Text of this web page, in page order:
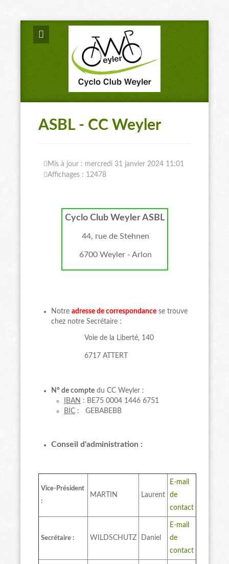
ASBL - CC Weyler
Mis à jour : mercredi 31 janvier 2024 11:01
Affichages : 12478
Cyclo Club Weyler ASBL
44, rue de Stehnen
6700 Weyler - Arlon
Notre adresse de correspondance se trouve
chez notre Secrétaire :
Voie de la Liberté, 140
6717 ATTERT
N° de compte du CC Weyler :
IBAN : BE75 0004 1446 6751
BIC : GEBABEBB
Conseil d'administration :
Vice-Président
:
MARTIN Laurent
E-mail
de
contact
Secrétaire : WILDSCHUTZ Daniel
E-mail
de
contact